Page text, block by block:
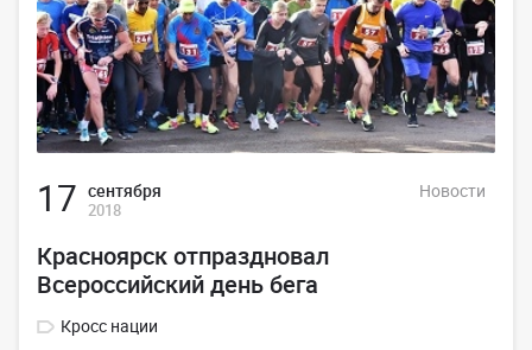
17 сентября
2018
Новости
Красноярск отпраздновал
Всероссийский день бега
Кросс нации